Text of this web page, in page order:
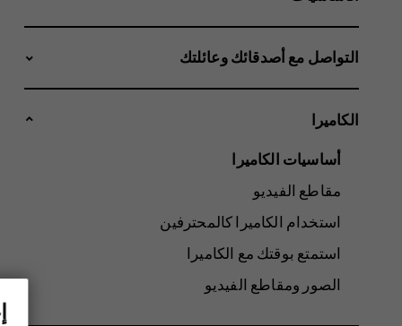
التواصل مع أصدقائك وعائلتك
الكاميرا
أساسيات الكاميرا
مقاطع الفيديو
استخدام الكاميرا كالمحترفين
استمتع بوقتك مع الكاميرا
الصور ومقاطع الفيديو